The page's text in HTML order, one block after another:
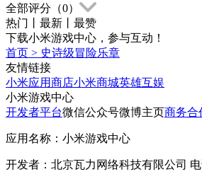
全部评分（0）
热门
最新
最赞
下载小米游戏中心，参与互动！
首页 > 史诗级冒险乐章
友情链接
小米应用商店小米商城英雄互娱
小米游戏中心
开发者平台微信公众号微博主页商务合
应用名称：小米游戏中心
开发者：北京瓦力网络科技有限公司 电